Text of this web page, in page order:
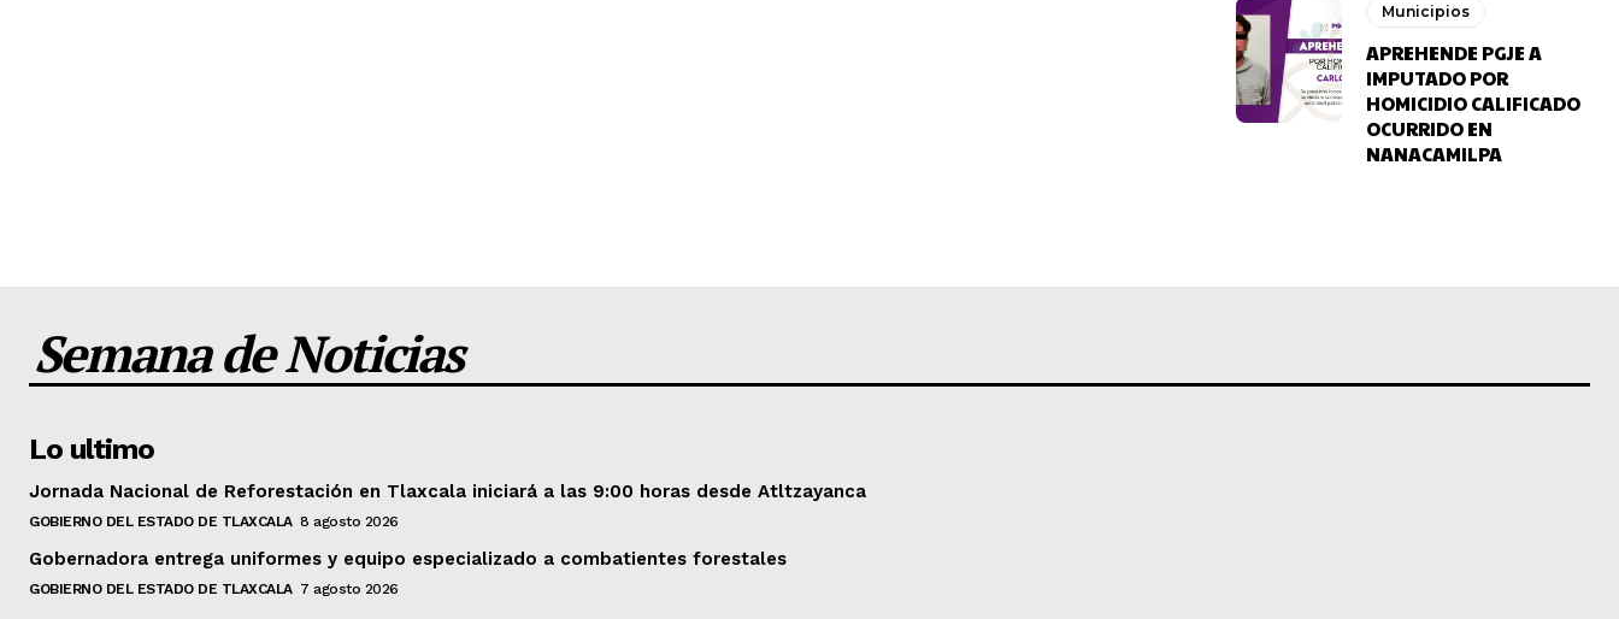
Municipios
APREHENDE PGJE A
IMPUTADO POR
HOMICIDIO CALIFICADO
OCURRIDO EN
NANACAMILPA
Semana de Noticias
Lo ultimo
Jornada Nacional de Reforestación en Tlaxcala iniciará a las 9:00 horas desde Atltzayanca
GOBIERNO DEL ESTADO DE TLAXCALA 8 agosto 2026
Gobernadora entrega uniformes y equipo especializado a combatientes forestales
GOBIERNO DEL ESTADO DE TLAXCALA 7 agosto 2026